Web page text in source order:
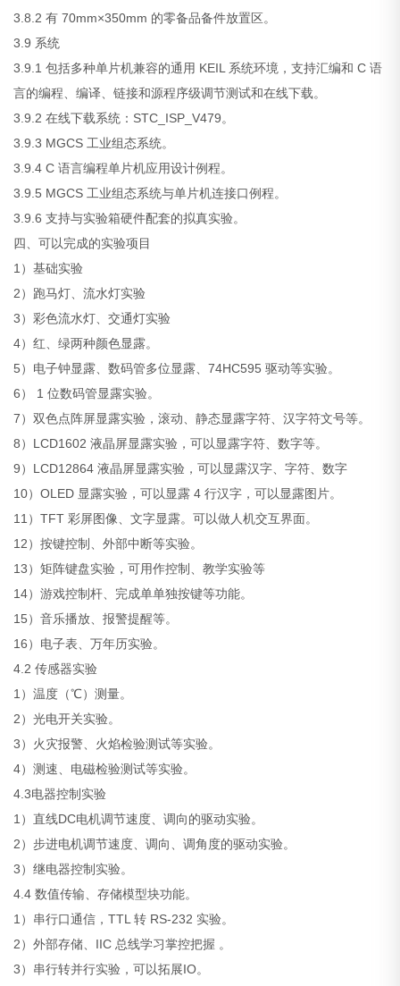
3.8.2 有 70mm×350mm 的零备品备件放置区。
3.9 系统
3.9.1 包括多种单片机兼容的通用 KEIL 系统环境，支持汇编和 C 语
言的编程、编译、链接和源程序级调节测试和在线下载。
3.9.2 在线下载系统：STC_ISP_V479。
3.9.3 MGCS 工业组态系统。
3.9.4 C 语言编程单片机应用设计例程。
3.9.5 MGCS 工业组态系统与单片机连接口例程。
3.9.6 支持与实验箱硬件配套的拟真实验。
四、可以完成的实验项目
1）基础实验
2）跑马灯、流水灯实验
3）彩色流水灯、交通灯实验
4）红、绿两种颜色显露。
5）电子钟显露、数码管多位显露、74HC595 驱动等实验。
6） 1 位数码管显露实验。
7）双色点阵屏显露实验，滚动、静态显露字符、汉字符文号等。
8）LCD1602 液晶屏显露实验，可以显露字符、数字等。
9）LCD12864 液晶屏显露实验，可以显露汉字、字符、数字
10）OLED 显露实验，可以显露 4 行汉字，可以显露图片。
11）TFT 彩屏图像、文字显露。可以做人机交互界面。
12）按键控制、外部中断等实验。
13）矩阵键盘实验，可用作控制、教学实验等
14）游戏控制杆、完成单单独按键等功能。
15）音乐播放、报警提醒等。
16）电子表、万年历实验。
4.2 传感器实验
1）温度（℃）测量。
2）光电开关实验。
3）火灾报警、火焰检验测试等实验。
4）测速、电磁检验测试等实验。
4.3电器控制实验
1）直线DC电机调节速度、调向的驱动实验。
2）步进电机调节速度、调向、调角度的驱动实验。
3）继电器控制实验。
4.4 数值传输、存储模型块功能。
1）串行口通信，TTL 转 RS-232 实验。
2）外部存储、IIC 总线学习掌控把握 。
3）串行转并行实验，可以拓展IO。